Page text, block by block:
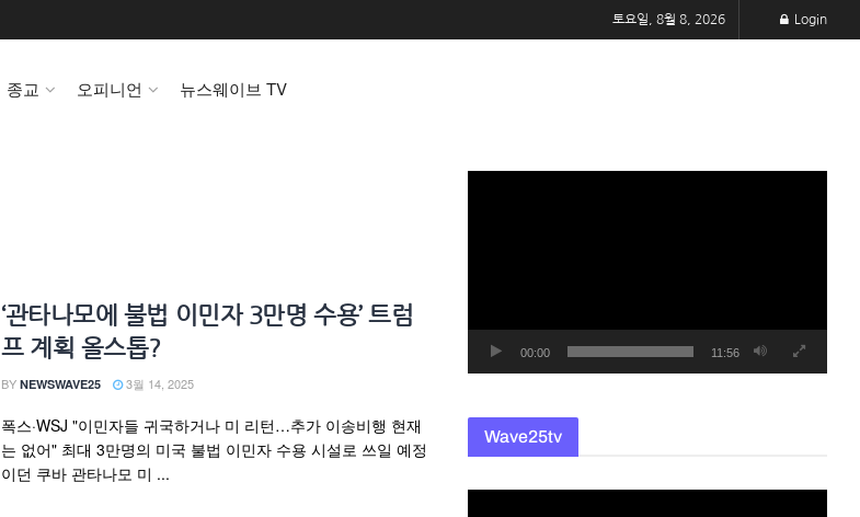
토요일, 8월 8, 2026 Login
종교 오피니언 뉴스웨이브 TV
‘관타나모에 불법 이민자 3만명 수용’ 트럼
프 계획 올스톱?
BY NEWSWAVE25 3월 14, 2025
폭스·WSJ "이민자들 귀국하거나 미 리턴…추가 이송비행 현재
는 없어" 최대 3만명의 미국 불법 이민자 수용 시설로 쓰일 예정
이던 쿠바 관타나모 미 ...
00:00 11:56
Wave25tv